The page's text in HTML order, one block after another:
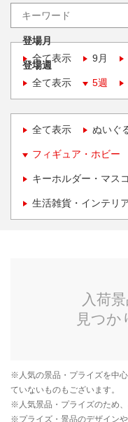
登場月
全て表示
9月
登場週
全て表示
5週
全て表示 ぬいぐ
フィギュア・ホビー
キーホルダー・マス
生活雑貨・インテリ